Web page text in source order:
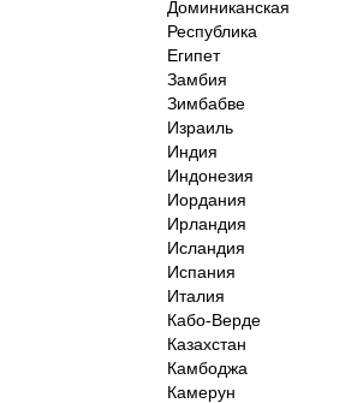
Доминиканская
Республика
Египет
Замбия
Зимбабве
Израиль
Индия
Индонезия
Иордания
Ирландия
Исландия
Испания
Италия
Кабо-Верде
Казахстан
Камбоджа
Камерун